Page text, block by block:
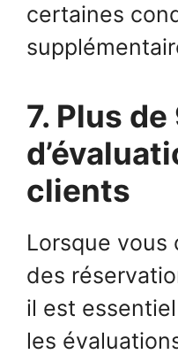
certaines
7. Plus
clients
Lorsque vous
des
il est
les